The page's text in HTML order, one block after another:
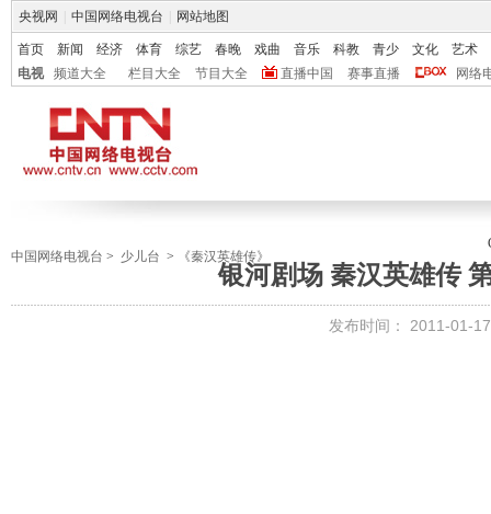
央视网 中国网络电视台 网站地图
首页 新闻 经济 体育 综艺 春晚 戏曲 音乐 科教 青少 文化
艺术
电视
频道大全 栏目大全 节目大全 直播中国 赛事直播 网络
中国网络电视台 > 少儿台 > 《秦汉英雄传》
银河剧场 秦汉英雄传
发布时间： 2011-01-